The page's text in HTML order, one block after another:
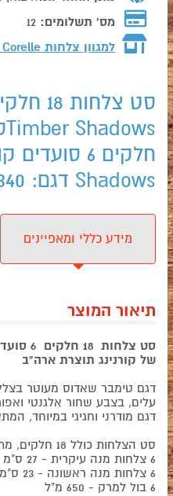
מס' תשלומים: 12
למגוון צלחות Corelle של המותג
Shadows דגם: 1134340 - מידע נוסף
מידע כללי ומאפיינים
תיאור המוצר
של קורנינג תוצרת ארה"ב
דגם טימבר שאדוס מעוטר
עלים, בצבע שחור אלגנטי
דגם מודרני וחגיגי במיוחד,
סט הצלחות כולל 18 חלקים, מתאים ל- 6 סועדים:
6 צלחות מנה עיקרית - 27 ס"מ
6 צלחות מנה ראשונה - 23 ס"מ
6 בול למרק - 650 מ"ל